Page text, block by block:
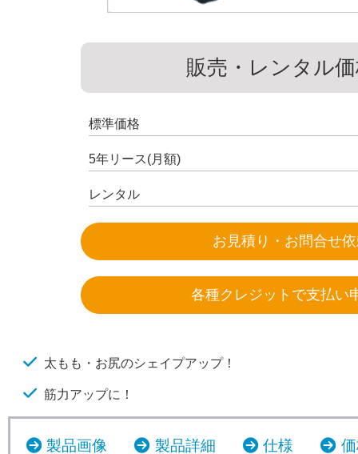
販売・レンタル
標準価格
5年リース(月額)
レンタル
お見積り・お問合せ
各種クレジットで支払い
太もも・お尻のシェイプアップ！
筋力アップに！
製品画像 製品詳細 仕様